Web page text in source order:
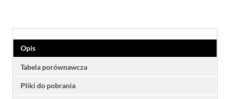
Opis
Tabela porównawcza
Pliki do pobrania